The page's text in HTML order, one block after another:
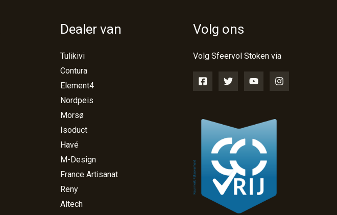
Dealer van
Tulikivi
Contura
Element4
Nordpeis
Morsø
Isoduct
Havé
M-Design
France Artisanat
Reny
Altech
Volg ons
Volg Sfeervol Stoken via